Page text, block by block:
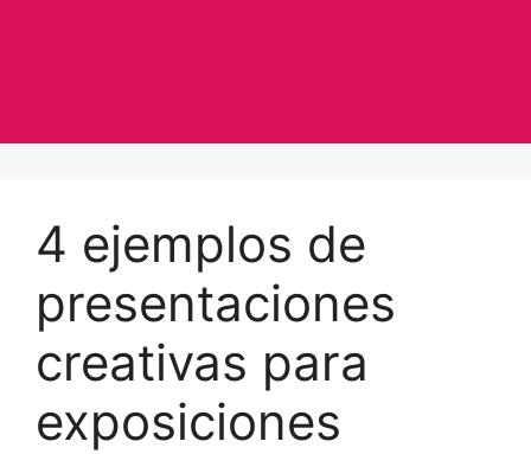
4 ejemplos de
presentaciones
creativas para
exposiciones